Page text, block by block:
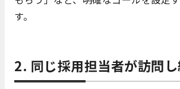
す。
2. 同じ採用担当者が訪問